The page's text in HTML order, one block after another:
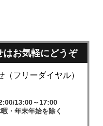
はお気軽にどうぞ
（フリーダイヤル）
13:00～17:00
・年末年始を除く